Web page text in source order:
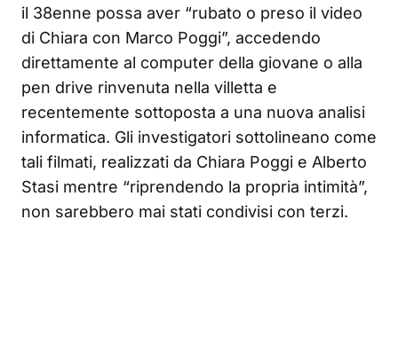
il 38enne possa aver “rubato o preso il video
di Chiara con Marco Poggi”, accedendo
direttamente al computer della giovane o alla
pen drive rinvenuta nella villetta e
recentemente sottoposta a una nuova analisi
informatica. Gli investigatori sottolineano come
tali filmati, realizzati da Chiara Poggi e Alberto
Stasi mentre “riprendendo la propria intimità”,
non sarebbero mai stati condivisi con terzi.